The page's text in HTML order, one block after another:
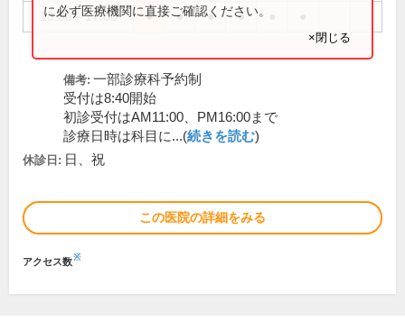
13:30～17:00 ● ● ● ●
に必ず医療機関に直接ご確認ください。
×閉じる
備考: 一部診療科予約制
受付は8:40開始
初診受付はAM11:00、PM16:00まで
診療日時は科目に...(続きを読む)
休診日: 日、祝
この医院の詳細をみる
アクセス数※